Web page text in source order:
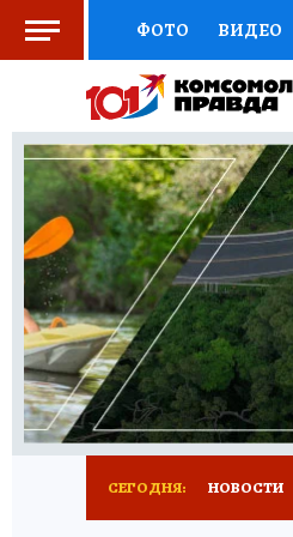
ФОТО ВИДЕО
СОЦПОДДЕРЖКА
ВЫБОР
КНИЖНАЯ ПОЛКА
ПРЕСС-ЦЕНТР
РАДИО КП
СЕГОДНЯ: НОВОСТИ